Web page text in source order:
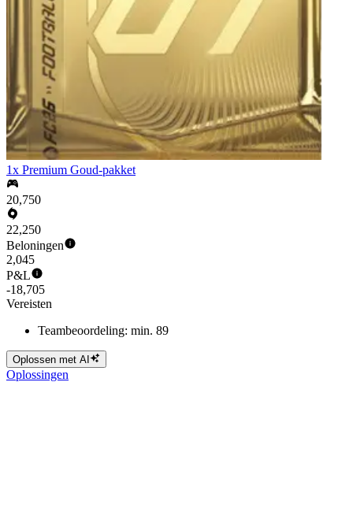
1x Premium Goud-pakket
20,750
22,250
Beloningen
2,045
P&L
-18,705
Vereisten
Teambeoordeling: min. 89
Oplossen met AI
Oplossingen